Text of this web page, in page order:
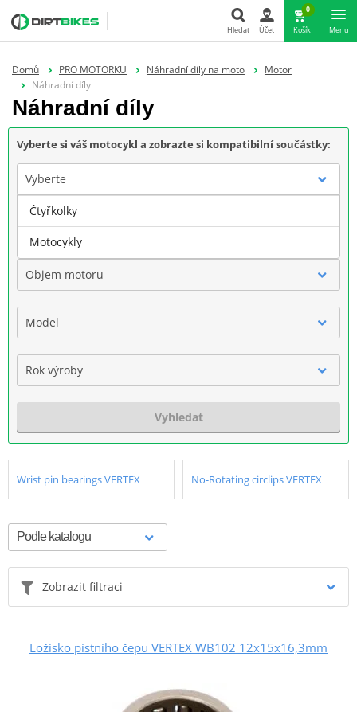
Hledat Účet
0
Košík Menu
Domů PRO MOTORKU Náhradní díly na moto
Motor
Náhradní díly
Náhradní díly
Vyberte si váš motocykl a zobrazte si kompatibilní součástky:
Vyberte
Značka
Objem motoru
Model
Rok výroby
Vyhledat
Wrist pin bearings VERTEX No-Rotating circlips VERTEX
Zobrazit filtraci
Ložisko pístního čepu VERTEX WB102 12x15x16,3mm
Čtyřkolky
Motocykly